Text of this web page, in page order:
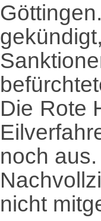
Die Rote
noch aus.
nicht